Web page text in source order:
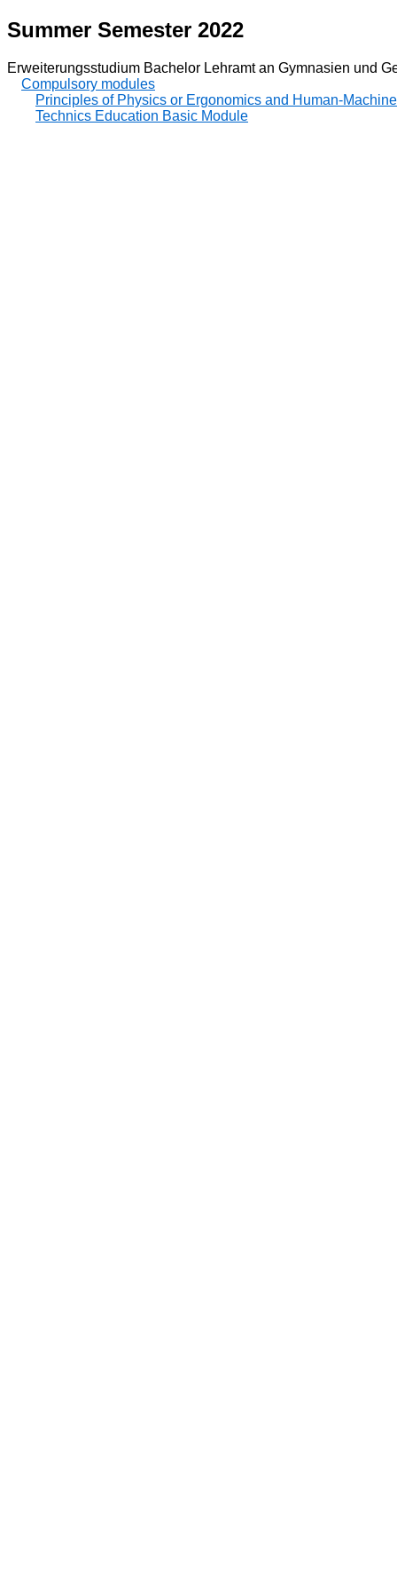
Summer Semester 2022
Erweiterungsstudium Bachelor Lehramt an Gymnasien und
Compulsory modules
Principles of Physics or Ergonomics and Human-
Technics Education Basic Module